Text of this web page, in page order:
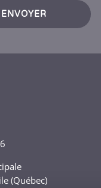
ENVOYER
(Québec)